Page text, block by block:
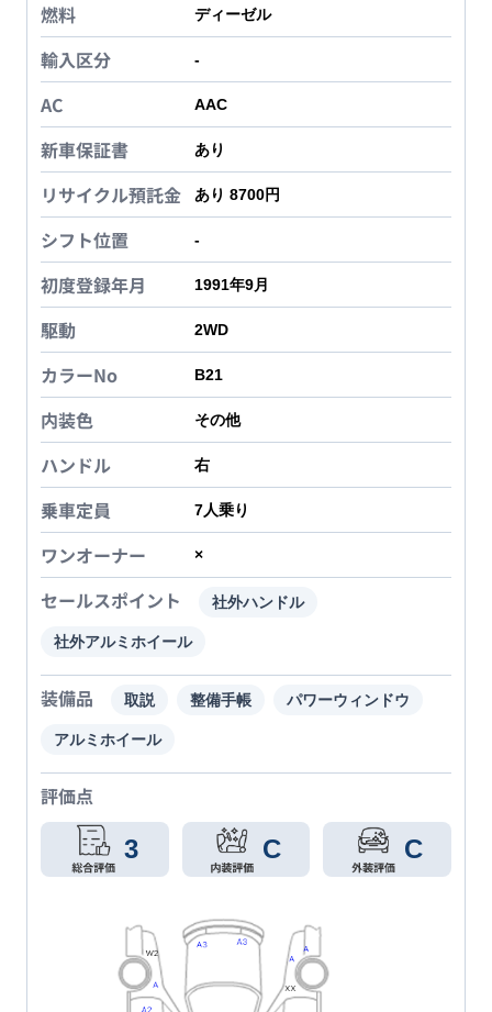
燃料 ディーゼル
輸入区分 -
AC AAC
新車保証書 あり
リサイクル預託金 あり 8700円
シフト位置 -
初度登録年月 1991年9月
駆動 2WD
カラーNo B21
内装色 その他
ハンドル 右
乗車定員 7人乗り
ワンオーナー ×
セールスポイント 社外ハンドル
社外アルミホイール
装備品 取説 整備手帳 パワーウィンドウ
アルミホイール
評価点
3 C C